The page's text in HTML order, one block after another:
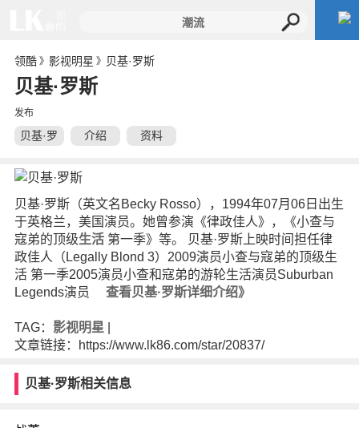
领酷》 影视明星 》 贝基·罗斯
贝基·罗斯
发布
贝基·罗
介绍 资料
贝基·罗斯（英文名Becky Rosso），1994年07月06日出生
于英格兰，美国演员。她曾参演《律政佳人》，《小查与
寇弟的顶级生活第一季》等。 贝基·罗斯上映时间担任律
政佳人（Legally Blond 3）2009演员小查与寇弟的顶级生
活 第一季2005演员小查和寇弟的游轮生活演员Suburban
Legends演员 查看贝基·罗斯详细介绍》
TAG： 影视明星
文章链接：https://www.lk86.com/star/20837/
贝基·罗斯相关信息